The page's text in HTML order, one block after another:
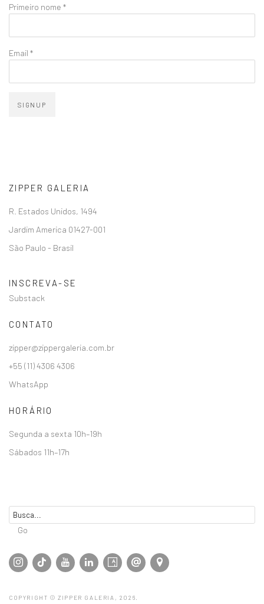
Primeiro nome *
Email *
SIGNUP
ZIPPER GALERIA
R. Estados Unidos, 1494
Jardim America 01427-001
São Paulo - Brasil
INSCREVA-SE
Substack
CONTATO
zipper@zippergaleria.com.br
+55 (11) 4306 4306
WhatsApp
HORÁRIO
Segunda a sexta 10h–19h
Sábados 11h–17h
Go
COPYRIGHT © ZIPPER GALERIA, 2026.